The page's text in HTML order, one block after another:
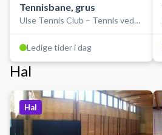
Tennisbane, grus
Ulse Tennis Club – Tennis ved
Ledige tider i dag
Hal
Hal